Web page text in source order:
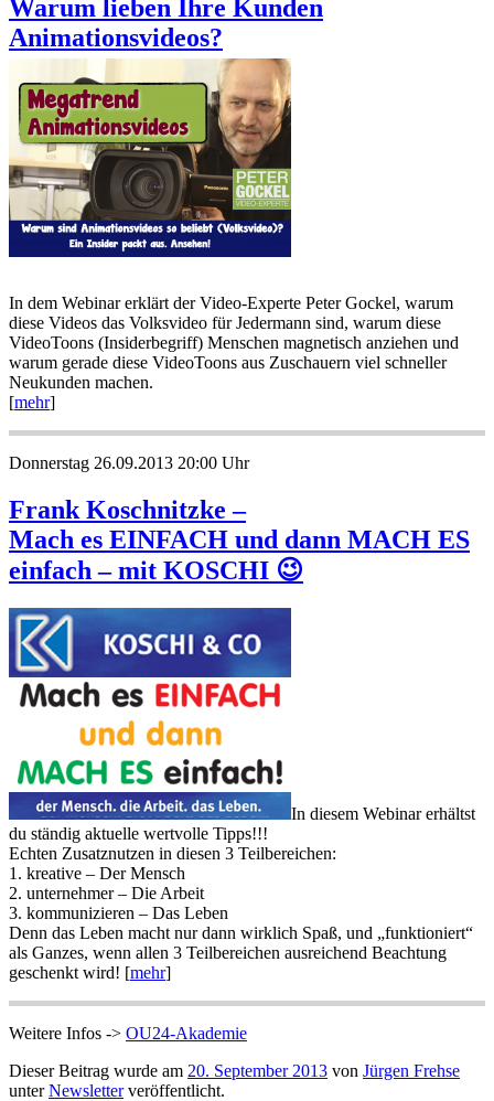
Warum lieben Ihre Kunden
Animationsvideos?
In dem Webinar erklärt der Video-Experte Peter Gockel, warum
diese Videos das Volksvideo für Jedermann sind, warum diese
VideoToons (Insiderbegriff) Menschen magnetisch anziehen und
warum gerade diese VideoToons aus Zuschauern viel schneller
Neukunden machen.
[mehr]
Donnerstag 26.09.2013 20:00 Uhr
Frank Koschnitzke –
Mach es EINFACH und dann MACH ES
einfach – mit KOSCHI 😉
In diesem Webinar erhältst
du ständig aktuelle wertvolle Tipps!!!
Echten Zusatznutzen in diesen 3 Teilbereichen:
1. kreative – Der Mensch
2. unternehmer – Die Arbeit
3. kommunizieren – Das Leben
Denn das Leben macht nur dann wirklich Spaß, und „funktioniert“
als Ganzes, wenn allen 3 Teilbereichen ausreichend Beachtung
geschenkt wird! [mehr]
Weitere Infos -> OU24-Akademie
Dieser Beitrag wurde am 20. September 2013 von Jürgen Frehse
unterNewsletterveröffentlicht.